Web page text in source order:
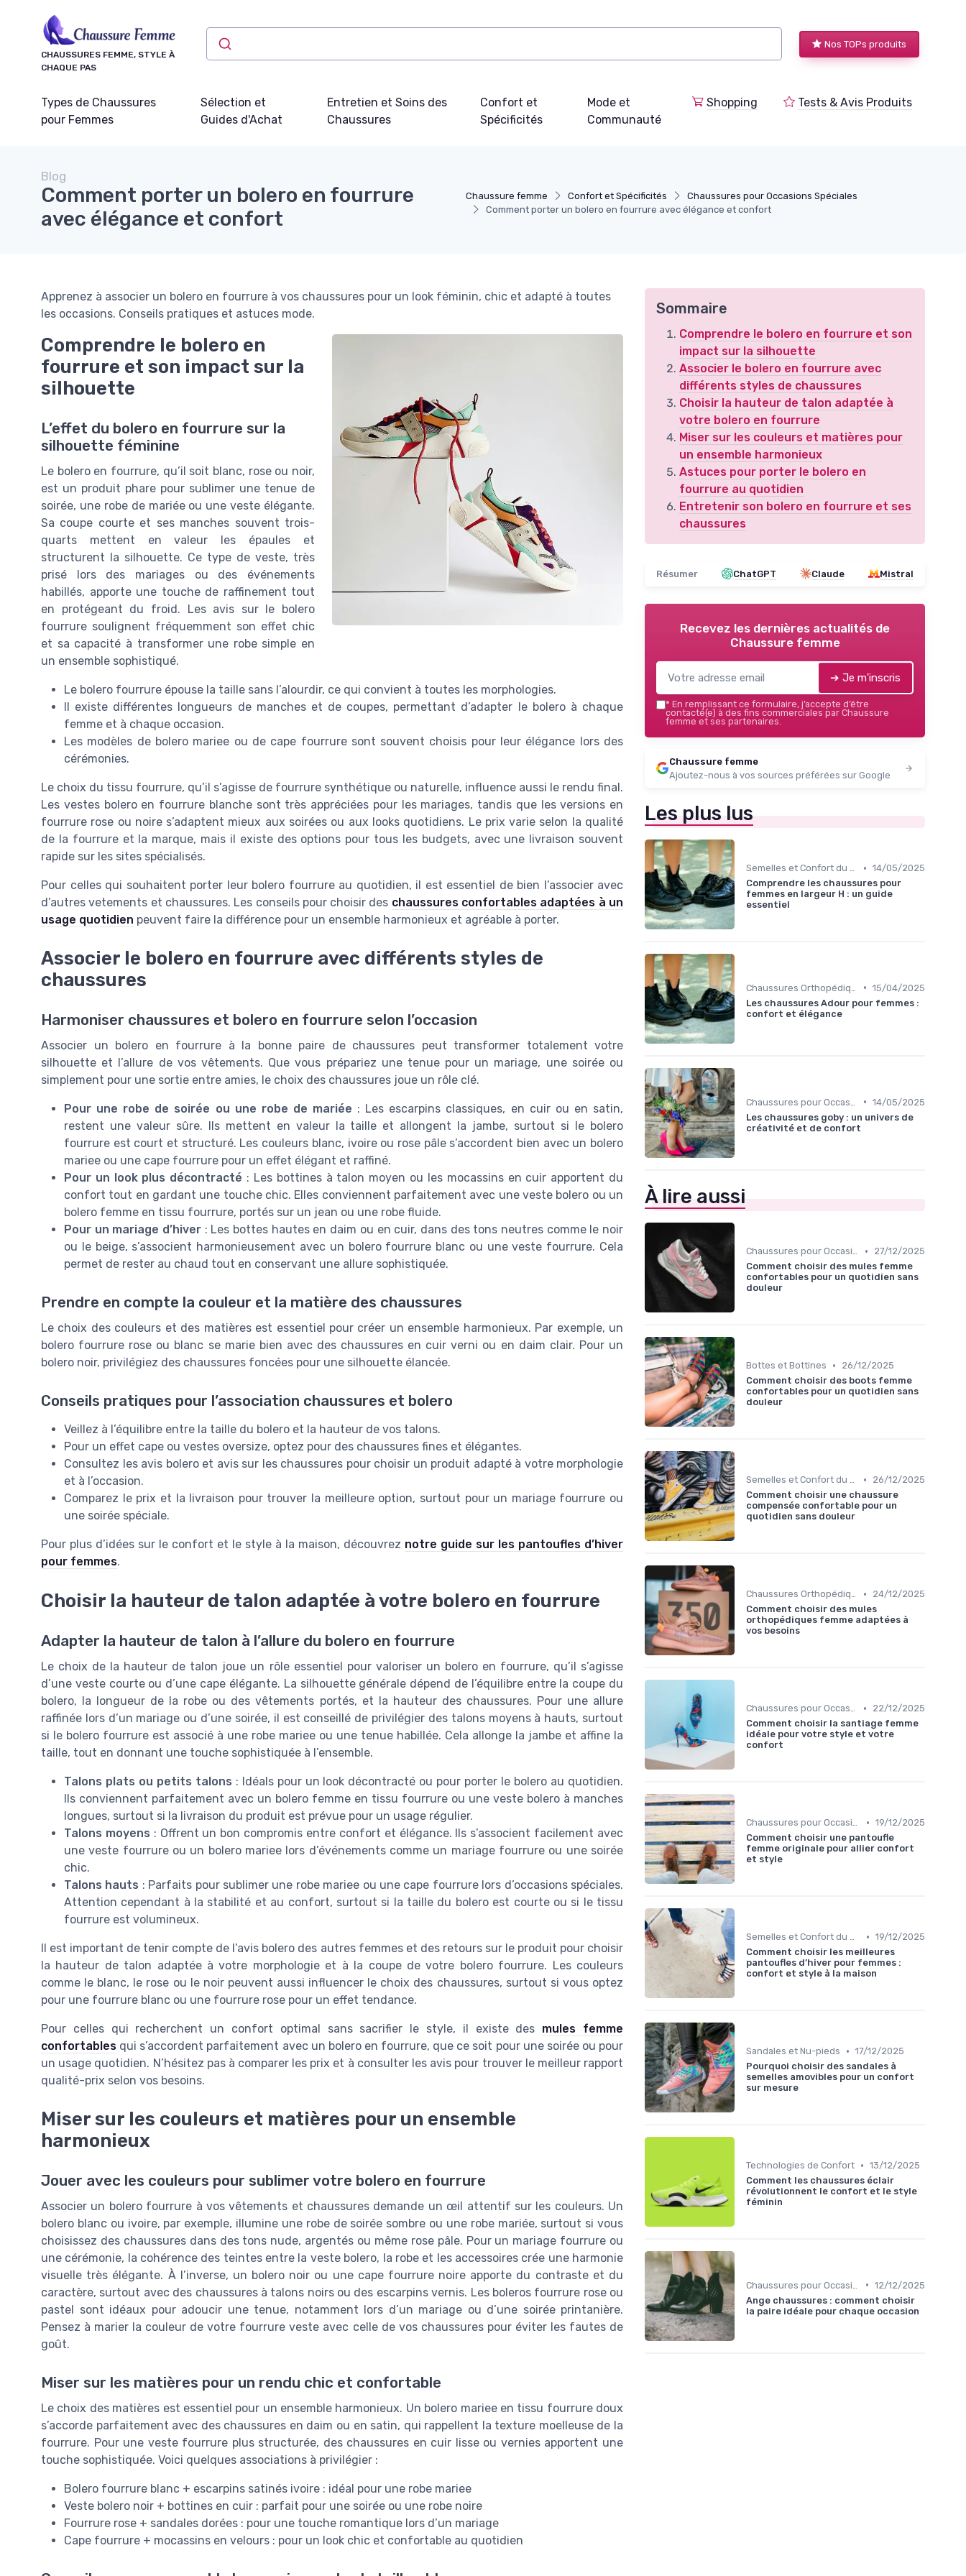
CHAUSSURES FEMME, STYLE À
CHAQUE PAS
Nos TOPs produits
Types de Chaussures
pour Femmes
Sélection et
Guides d'Achat
Entretien et Soins des
Chaussures
Confort et
Spécificités
Mode et
Communauté
Shopping Tests & Avis Produits
Chaussure femme Confort et Spécificités
Chaussures pour Occasions Spéciales
Comment porter un bolero en fourrure avec élégance et confort
Blog
Comment porter un bolero en fourrure
avec élégance et confort
Apprenez à associer un bolero en fourrure à vos chaussures pour un look féminin, chic et adapté à toutes
les occasions. Conseils pratiques et astuces mode.
Comprendre le bolero en
fourrure et son impact sur la
silhouette
L’effet du bolero en fourrure sur la
silhouette féminine
Le bolero en fourrure, qu’il soit blanc, rose ou noir,
est un produit phare pour sublimer une tenue de
soirée, une robe de mariée ou une veste élégante.
Sa coupe courte et ses manches souvent trois-
quarts mettent en valeur les épaules et
structurent la silhouette. Ce type de veste, très
prisé lors des mariages ou des événements
habillés, apporte une touche de raffinement tout
en protégeant du froid. Les avis sur le bolero
fourrure soulignent fréquemment son effet chic
et sa capacité à transformer une robe simple en
un ensemble sophistiqué.
Le bolero fourrure épouse la taille sans l’alourdir, ce qui convient à toutes les morphologies.
Il existe différentes longueurs de manches et de coupes, permettant d’adapter le bolero à chaque
femme et à chaque occasion.
Les modèles de bolero mariee ou de cape fourrure sont souvent choisis pour leur élégance lors des
cérémonies.
Le choix du tissu fourrure, qu’il s’agisse de fourrure synthétique ou naturelle, influence aussi le rendu final.
Les vestes bolero en fourrure blanche sont très appréciées pour les mariages, tandis que les versions en
fourrure rose ou noire s’adaptent mieux aux soirées ou aux looks quotidiens. Le prix varie selon la qualité
de la fourrure et la marque, mais il existe des options pour tous les budgets, avec une livraison souvent
rapide sur les sites spécialisés.
Pour celles qui souhaitent porter leur bolero fourrure au quotidien, il est essentiel de bien l’associer avec
d’autres vetements et chaussures. Les conseils pour choisir des chaussures confortables adaptées à un
usage quotidien peuvent faire la différence pour un ensemble harmonieux et agréable à porter.
Associer le bolero en fourrure avec différents styles de
chaussures
Harmoniser chaussures et bolero en fourrure selon l’occasion
Associer un bolero en fourrure à la bonne paire de chaussures peut transformer totalement votre
silhouette et l’allure de vos vêtements. Que vous prépariez une tenue pour un mariage, une soirée ou
simplement pour une sortie entre amies, le choix des chaussures joue un rôle clé.
Pour une robe de soirée ou une robe de mariée : Les escarpins classiques, en cuir ou en satin,
restent une valeur sûre. Ils mettent en valeur la taille et allongent la jambe, surtout si le bolero
fourrure est court et structuré. Les couleurs blanc, ivoire ou rose pâle s’accordent bien avec un bolero
mariee ou une cape fourrure pour un effet élégant et raffiné.
Pour un look plus décontracté : Les bottines à talon moyen ou les mocassins en cuir apportent du
confort tout en gardant une touche chic. Elles conviennent parfaitement avec une veste bolero ou un
bolero femme en tissu fourrure, portés sur un jean ou une robe fluide.
Pour un mariage d’hiver : Les bottes hautes en daim ou en cuir, dans des tons neutres comme le noir
ou le beige, s’associent harmonieusement avec un bolero fourrure blanc ou une veste fourrure. Cela
permet de rester au chaud tout en conservant une allure sophistiquée.
Prendre en compte la couleur et la matière des chaussures
Le choix des couleurs et des matières est essentiel pour créer un ensemble harmonieux. Par exemple, un
bolero fourrure rose ou blanc se marie bien avec des chaussures en cuir verni ou en daim clair. Pour un
bolero noir, privilégiez des chaussures foncées pour une silhouette élancée.
Conseils pratiques pour l’association chaussures et bolero
Veillez à l’équilibre entre la taille du bolero et la hauteur de vos talons.
Pour un effet cape ou vestes oversize, optez pour des chaussures fines et élégantes.
Consultez les avis bolero et avis sur les chaussures pour choisir un produit adapté à votre morphologie
et à l’occasion.
Comparez le prix et la livraison pour trouver la meilleure option, surtout pour un mariage fourrure ou
une soirée spéciale.
Pour plus d’idées sur le confort et le style à la maison, découvrez notre guide sur les pantoufles d’hiver
pour femmes.
Choisir la hauteur de talon adaptée à votre bolero en fourrure
Adapter la hauteur de talon à l’allure du bolero en fourrure
Le choix de la hauteur de talon joue un rôle essentiel pour valoriser un bolero en fourrure, qu’il s’agisse
d’une veste courte ou d’une cape élégante. La silhouette générale dépend de l’équilibre entre la coupe du
bolero, la longueur de la robe ou des vêtements portés, et la hauteur des chaussures. Pour une allure
raffinée lors d’un mariage ou d’une soirée, il est conseillé de privilégier des talons moyens à hauts, surtout
si le bolero fourrure est associé à une robe mariee ou une tenue habillée. Cela allonge la jambe et affine la
taille, tout en donnant une touche sophistiquée à l’ensemble.
Talons plats ou petits talons : Idéals pour un look décontracté ou pour porter le bolero au quotidien.
Ils conviennent parfaitement avec un bolero femme en tissu fourrure ou une veste bolero à manches
longues, surtout si la livraison du produit est prévue pour un usage régulier.
Talons moyens : Offrent un bon compromis entre confort et élégance. Ils s’associent facilement avec
une veste fourrure ou un bolero mariee lors d’événements comme un mariage fourrure ou une soirée
chic.
Talons hauts : Parfaits pour sublimer une robe mariee ou une cape fourrure lors d’occasions spéciales.
Attention cependant à la stabilité et au confort, surtout si la taille du bolero est courte ou si le tissu
fourrure est volumineux.
Il est important de tenir compte de l’avis bolero des autres femmes et des retours sur le produit pour choisir
la hauteur de talon adaptée à votre morphologie et à la coupe de votre bolero fourrure. Les couleurs
comme le blanc, le rose ou le noir peuvent aussi influencer le choix des chaussures, surtout si vous optez
pour une fourrure blanc ou une fourrure rose pour un effet tendance.
Pour celles qui recherchent un confort optimal sans sacrifier le style, il existe des mules femme
confortables qui s’accordent parfaitement avec un bolero en fourrure, que ce soit pour une soirée ou pour
un usage quotidien. N’hésitez pas à comparer les prix et à consulter les avis pour trouver le meilleur rapport
qualité-prix selon vos besoins.
Miser sur les couleurs et matières pour un ensemble
harmonieux
Jouer avec les couleurs pour sublimer votre bolero en fourrure
Associer un bolero fourrure à vos vêtements et chaussures demande un œil attentif sur les couleurs. Un
bolero blanc ou ivoire, par exemple, illumine une robe de soirée sombre ou une robe mariée, surtout si vous
choisissez des chaussures dans des tons nude, argentés ou même rose pâle. Pour un mariage fourrure ou
une cérémonie, la cohérence des teintes entre la veste bolero, la robe et les accessoires crée une harmonie
visuelle très élégante. À l’inverse, un bolero noir ou une cape fourrure noire apporte du contraste et du
caractère, surtout avec des chaussures à talons noirs ou des escarpins vernis. Les boleros fourrure rose ou
pastel sont idéaux pour adoucir une tenue, notamment lors d’un mariage ou d’une soirée printanière.
Pensez à marier la couleur de votre fourrure veste avec celle de vos chaussures pour éviter les fautes de
goût.
Miser sur les matières pour un rendu chic et confortable
Le choix des matières est essentiel pour un ensemble harmonieux. Un bolero mariee en tissu fourrure doux
s’accorde parfaitement avec des chaussures en daim ou en satin, qui rappellent la texture moelleuse de la
fourrure. Pour une veste fourrure plus structurée, des chaussures en cuir lisse ou vernies apportent une
touche sophistiquée. Voici quelques associations à privilégier :
Bolero fourrure blanc + escarpins satinés ivoire : idéal pour une robe mariee
Veste bolero noir + bottines en cuir : parfait pour une soirée ou une robe noire
Fourrure rose + sandales dorées : pour une touche romantique lors d’un mariage
Cape fourrure + mocassins en velours : pour un look chic et confortable au quotidien
Sommaire
Comprendre le bolero en fourrure et son
impact sur la silhouette
Associer le bolero en fourrure avec
différents styles de chaussures
Choisir la hauteur de talon adaptée à
votre bolero en fourrure
Miser sur les couleurs et matières pour
un ensemble harmonieux
Astuces pour porter le bolero en
fourrure au quotidien
Entretenir son bolero en fourrure et ses
chaussures
Résumer ChatGPT Claude Mistral
Recevez les dernières actualités de
Chaussure femme
➔ Je m'inscris
* En remplissant ce formulaire, j’accepte d’être
contacté(e) à des fins commerciales par Chaussure
femme et ses partenaires.
Chaussure femme
Ajoutez-nous à vos sources préférées sur Google
Les plus lus
Semelles et Confort du Pied • 14/05/2025
Comprendre les chaussures pour
femmes en largeur H : un guide
essentiel
• 15/04/2025
Les chaussures Adour pour femmes :
confort et élégance
• 14/05/2025
Les chaussures goby : un univers de
créativité et de confort
À lire aussi
Chaussures pour Occasions Spéciales •
27/12/2025
Comment choisir des mules femme
confortables pour un quotidien sans
douleur
Bottes et Bottines •
26/12/2025
Comment choisir des boots femme
confortables pour un quotidien sans
douleur
Semelles et Confort du Pied •
26/12/2025
Comment choisir une chaussure
compensée confortable pour un
quotidien sans douleur
Chaussures Orthopédiques •
24/12/2025
Comment choisir des mules
orthopédiques femme adaptées à
vos besoins
Chaussures pour Occasions Spéciales •
22/12/2025
Comment choisir la santiage femme
idéale pour votre style et votre
confort
Chaussures pour Occasions Spéciales • 19/12/2025
Comment choisir une pantoufle
femme originale pour allier confort
et style
Semelles et Confort du Pied • 19/12/2025
Comment choisir les meilleures
pantoufles d’hiver pour femmes :
confort et style à la maison
Sandales et Nu-pieds • 17/12/2025
Pourquoi choisir des sandales à
semelles amovibles pour un confort
sur mesure
Technologies de Confort • 13/12/2025
Comment les chaussures éclair
révolutionnent le confort et le style
féminin
• 12/12/2025
Ange chaussures : comment choisir
la paire idéale pour chaque occasion